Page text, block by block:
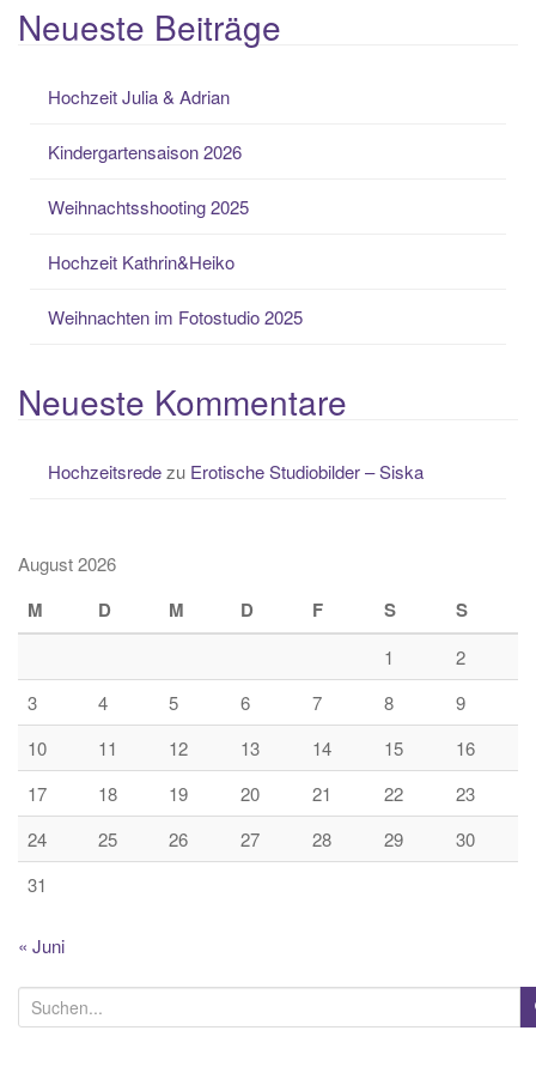
Neueste Beiträge
Hochzeit Julia & Adrian
Kindergartensaison 2026
Weihnachtsshooting 2025
Hochzeit Kathrin&Heiko
Weihnachten im Fotostudio 2025
Neueste Kommentare
Hochzeitsredezu Erotische Studiobilder – Siska
August 2026
M D M D F S S
1
2
3
4 5 6 7 8
9
10
11 12 13 14 15
16
17
18 19 20 21 22
23
24
25 26 27 28 29
30
31
« Juni
u